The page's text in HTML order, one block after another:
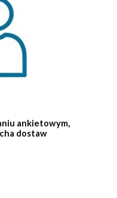
ankietowym,
dostaw